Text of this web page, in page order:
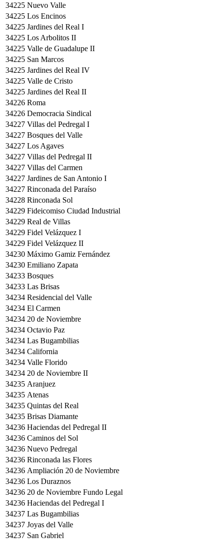
34225 Nuevo Valle
34225 Los Encinos
34225 Jardines del Real I
34225 Los Arbolitos II
34225 Valle de Guadalupe II
34225 San Marcos
34225 Jardines del Real IV
34225 Valle de Cristo
34225 Jardines del Real II
34226 Roma
34226 Democracia Sindical
34227 Villas del Pedregal I
34227 Bosques del Valle
34227 Los Agaves
34227 Villas del Pedregal II
34227 Villas del Carmen
34227 Jardines de San Antonio I
34227 Rinconada del Paraíso
34228 Rinconada Sol
34229 Fideicomiso Ciudad Industrial
34229 Real de Villas
34229 Fidel Velázquez I
34229 Fidel Velázquez II
34230 Máximo Gamiz Fernández
34230 Emiliano Zapata
34233 Bosques
34233 Las Brisas
34234 Residencial del Valle
34234 El Carmen
34234 20 de Noviembre
34234 Octavio Paz
34234 Las Bugambilias
34234 California
34234 Valle Florido
34234 20 de Noviembre II
34235 Aranjuez
34235 Atenas
34235 Quintas del Real
34235 Brisas Diamante
34236 Haciendas del Pedregal II
34236 Caminos del Sol
34236 Nuevo Pedregal
34236 Rinconada las Flores
34236 Ampliación 20 de Noviembre
34236 Los Duraznos
34236 20 de Noviembre Fundo Legal
34236 Haciendas del Pedregal I
34237 Las Bugambilias
34237 Joyas del Valle
34237 San Gabriel